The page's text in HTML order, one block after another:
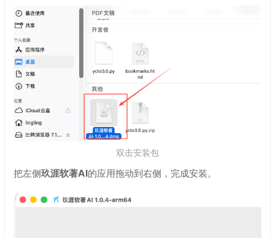
双击安装包
把左侧玖涯软著AI的应用拖动到右侧，完成安装。